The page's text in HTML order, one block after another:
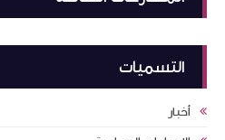
التسميات
أخبار